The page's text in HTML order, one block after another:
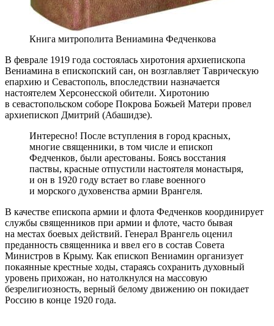
Книга митрополита Вениамина Федченкова
В феврале 1919 года состоялась хиротония архиепископа
Вениамина в епископский сан, он возглавляет Таврическую
епархию и Севастополь, впоследствии назначается
настоятелем Херсонесской обители. Хиротонию
в севастопольском соборе Покрова Божьей Матери провел
архиепископ Дмитрий (Абашидзе).
Интересно! После вступления в город красных,
многие священники, в том числе и епископ
Федченков, были арестованы. Боясь восстания
паствы, красные отпустили настоятеля монастыря,
и он в 1920 году встает во главе военного
и морского духовенства армии Врангеля.
В качестве епископа армии и флота Федченков координирует
службы священников при армии и флоте, часто бывая
на местах боевых действий. Генерал Врангель оценил
преданность священника и ввел его в состав Совета
Министров в Крыму. Как епископ Вениамин организует
покаянные крестные ходы, стараясь сохранить духовный
уровень прихожан, но натолкнулся на массовую
безрелигиозность, верный белому движению он покидает
Россию в конце 1920 года.